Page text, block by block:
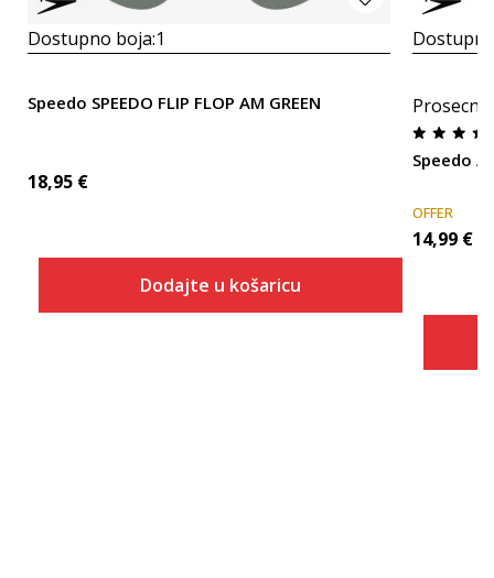
Dostupno boja:1
Speedo SPEEDO FLIP FLOP AM GREEN
18,95 €
Dodajte u košaricu
Speedo
OFFER
14,99 €